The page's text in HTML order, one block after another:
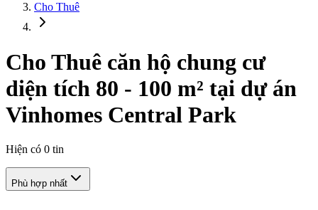
Cho Thuê
Cho Thuê căn hộ chung cư
diện tích 80 - 100 m² tại dự án
Vinhomes Central Park
Hiện có 0 tin
Phù hợp nhất